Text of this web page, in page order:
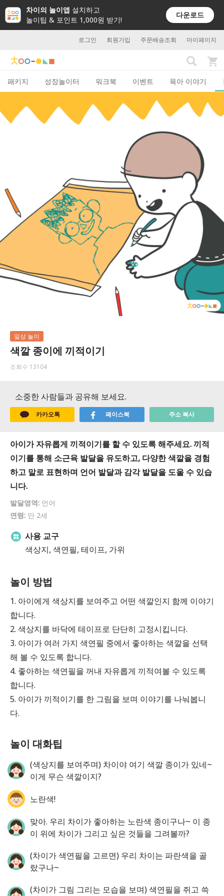
차이의 놀이앱 설치하고
놀이팁 & 포인트 1,000원 받기!
다운로드
로그인 회원가입 주문배송조회 마이페이지
패키지 성장놀이터 워크북 이벤트 육아 이야기
일상 놀이
색깔 종이에 끼적이기
조회수 13104
소중한 사람들과 공유해 보세요.
카카오톡 페이스북 주소 복사
아이가 자유롭게 끼적이기를 할 수 있도록 해주세요. 끼적
이기를 통해 소근육 발달을 유도하고, 다양한 색깔을 경험
하고 말로 표현하며 언어 발달과 감각 발달을 도울 수 있습
니다.
발달영역: 언어
연령: 만 2세
사용 교구
색상지, 색연필, 테이프, 가위
놀이 방법
1. 아이에게 색상지를 보여주고 어떤 색깔인지 함께 이야기
합니다.
2. 색상지를 바닥에 테이프로 단단히 고정시킵니다.
3. 아이가 여러 가지 색연필 중에서 좋아하는 색깔을 선택
해 볼 수 있도록 합니다.
4. 좋아하는 색연필을 꺼내 자유롭게 끼적여볼 수 있도록
합니다.
5. 아이가 끼적이기를 한 그림을 보며 이야기를 나눠봅니
다.
놀이 대화팁
(색상지를 보여주며) 차이야 여기 색깔 종이가 있네~
이게 무슨 색깔이지?
노란색!
맞아. 우리 차이가 좋아하는 노란색 종이구나~ 이 종
이 위에 차이가 그리고 싶은 것들을 그려볼까?
(차이가 색연필을 고르면) 우리 차이는 파란색을 골
랐구나~
(차이가 그림 그리는 모습을 보며) 색연필을 쥐고 쓱